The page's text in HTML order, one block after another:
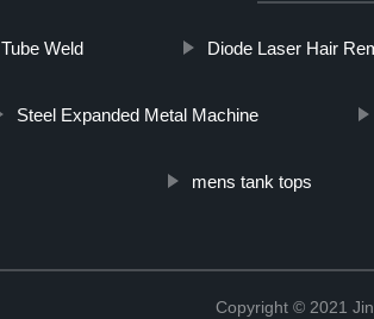
Tube Weld Diode Laser Hair
Steel Expanded Metal Machine
mens tank tops
Copyright © 2021